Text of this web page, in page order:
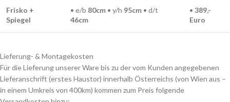
Frisko +
Spiegel
• e/b 80cm • y/h 95cm • d/t
46cm
• 389,-
Euro
Lieferung- & Montagekosten
Für die Lieferung unserer Ware bis zu der vom Kunden angegebenen
Lieferanschrift (erstes Haustor) innerhalb Österreichs (von Wien aus –
in einem Umkreis von 400km) kommen zum Preis folgende